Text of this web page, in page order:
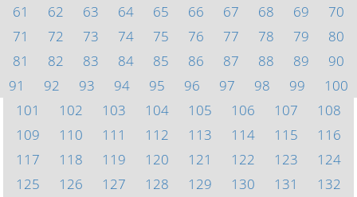
61
62 63 64 65 66 67 68 69
70
71
72 73 74 75 76 77 78 79
80
81
82 83 84 85 86 87 88 89
90
91
92 93 94 95 96 97 98 99
100
101
102 103 104 105 106 107
108
109
110 111 112 113 114 115
116
117
118 119 120 121 122 123
124
125
126 127 128 129 130 131
132